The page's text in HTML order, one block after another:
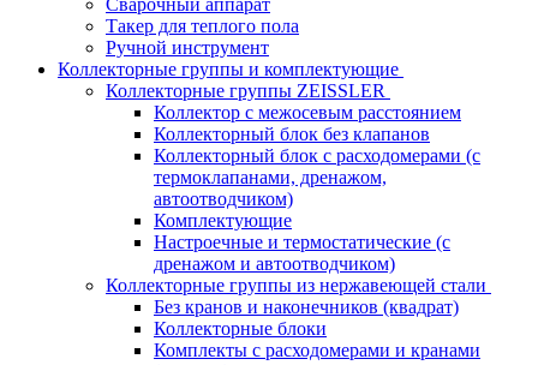
Сварочный аппарат
Такер для теплого пола
Ручной инструмент
Коллекторные группы и комплектующие
Коллекторные группы ZEISSLER
Коллектор с межосевым расстоянием
Коллекторный блок без клапанов
Коллекторный блок с расходомерами (с
термоклапанами, дренажом,
автоотводчиком)
Комплектующие
Настроечные и термостатические (с
дренажом и автоотводчиком)
Коллекторные группы из нержавеющей стали
Без кранов и наконечников (квадрат)
Коллекторные блоки
Комплекты с расходомерами и кранами